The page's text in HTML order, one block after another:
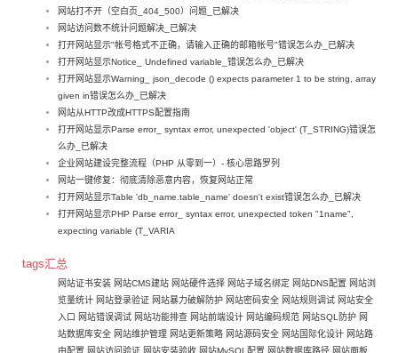
网站打不开（空白页_404_500）问题_已解决
网站访问数不统计问题解决_已解决
打开网站显示"帐号格式不正确，请输入正确的邮箱帐号"错误怎么办_已解决
打开网站显示Notice_ Undefined variable_错误怎么办_已解决
打开网站显示Warning_ json_decode () expects parameter 1 to be string, array
given in错误怎么办_已解决
网站从HTTP改成HTTPS配置指南
打开网站显示Parse error_ syntax error, unexpected 'object' (T_STRING)错误怎
么办_已解决
企业网站建设完整流程（PHP 从零到一）- 核心思路罗列
网站一键修复：彻底清除恶意内容，恢复网站正常
打开网站显示Table 'db_name.table_name' doesn't exist错误怎么办_已解决
打开网站显示PHP Parse error_ syntax error, unexpected token "1name",
expecting variable (T_VARIA
tags汇总
网站证书安装 网站CMS建站 网站硬件选择 网站子域名绑定 网站DNS配置 网站浏
览量统计 网站登录验证 网站暴力破解防护 网站密码安全 网站规则调试 网站安全
入口 网站错误调试 网站功能排查 网站前端设计 网站编码规范 网站SQL防护 网
站数据库安全 网站维护管理 网站更新策略 网站源码安全 网站国际化设计 网站路
由配置 网站访问验证 网站安装验收 网站MySQL配置 网站数据库路径 网站面板